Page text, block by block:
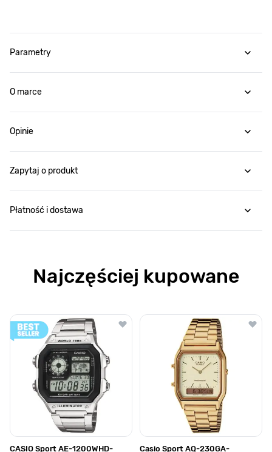
Parametry
O marce
Opinie
Zapytaj o produkt
Płatność i dostawa
Najczęściej kupowane
Poruszanie się po elementach karuzeli jest możliwe za pomocą
Naciśnij, aby pominąć karuzelę
Naciśnij, aby przejść do nawigacji karuzeli
CASIO Sport AE-1200WHD-
Casio Sport AQ-230GA-